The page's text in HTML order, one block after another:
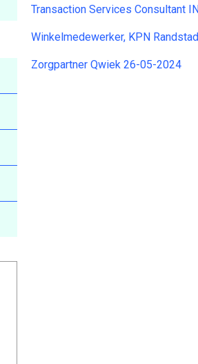
Transaction Services Consultant
Winkelmedewerker, KPN
Zorgpartner Qwiek 26-05-2024